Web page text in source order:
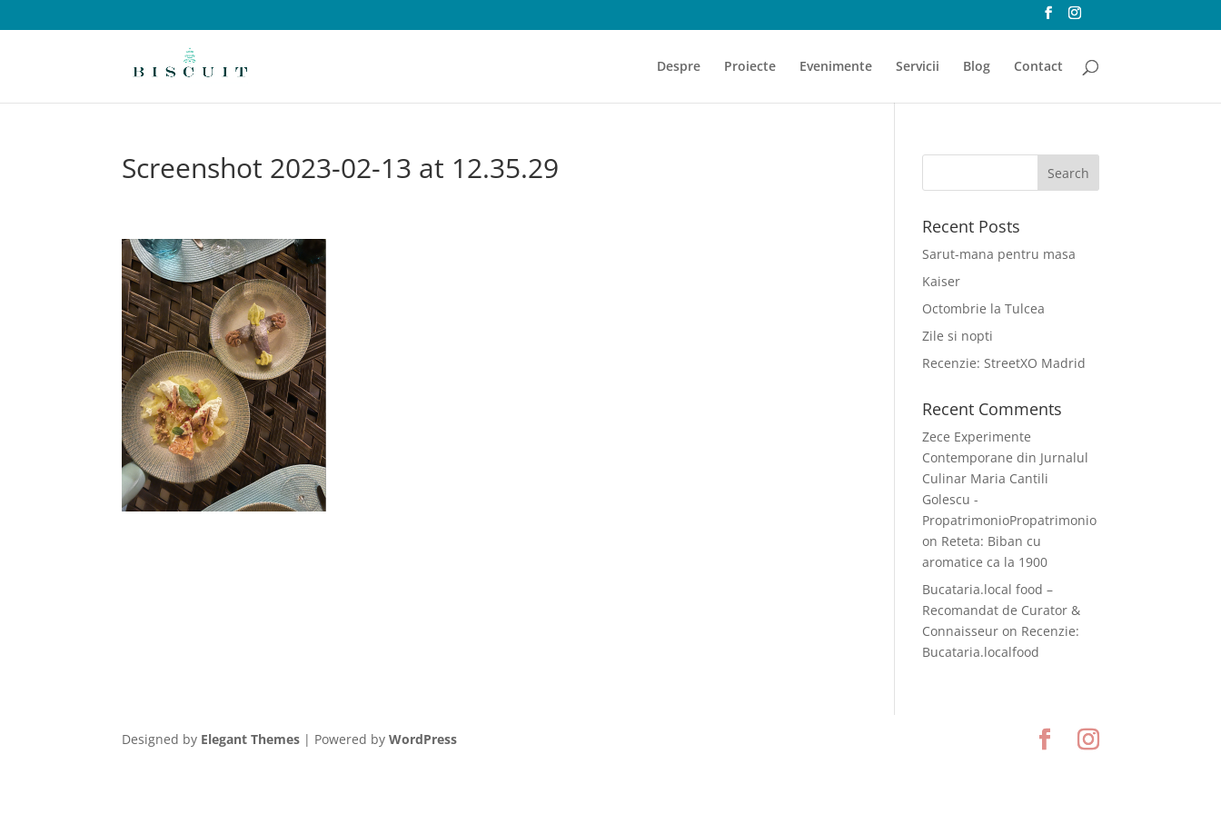
Despre Proiecte Evenimente Servicii Blog Contact
Screenshot 2023-02-13 at 12.35.29
Recent Posts
Sarut-mana pentru masa
Kaiser
Octombrie la Tulcea
Zile si nopti
Recenzie: StreetXO Madrid
Recent Comments
Zece Experimente
Contemporane din Jurnalul
Culinar Maria Cantili
Golescu -
PropatrimonioPropatrimonio
on Reteta: Biban cu
aromatice ca la 1900
Bucataria.local food –
Recomandat de Curator &
Connaisseur on Recenzie:
Bucataria.localfood
Designed by Elegant Themes | Powered byWordPress